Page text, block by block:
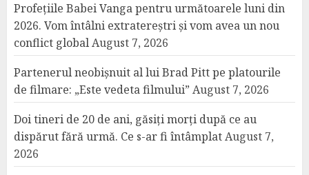
Profețiile Babei Vanga pentru următoarele luni din
2026. Vom întâlni extratereștri și vom avea un nou
conflict globalAugust 7, 2026
Partenerul neobișnuit al lui Brad Pitt pe platourile
de filmare: „Este vedeta filmului” August 7, 2026
Doi tineri de 20 de ani, găsiți morți după ce au
dispărut fără urmă. Ce s-ar fi întâmplatAugust 7,
2026